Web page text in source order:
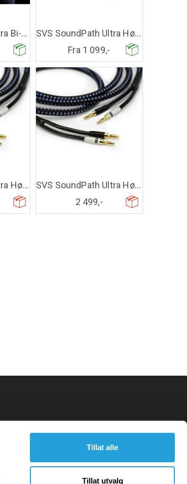
Tillat alle
Tillat utvalg
SVS SoundPath Ultra Bi-Wire høytt. kabel
SVS SoundPath Ultra Høyttalerkabel
Fra 1 099,-
SVS SoundPath Ultra Høyttalerkabel -45ft
SVS SoundPath Ultra Høyttalerkabel -50ft
2 499,-